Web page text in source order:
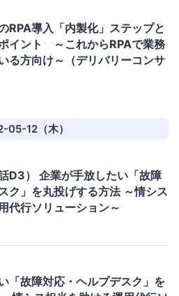
RPA導入「内製化」ステップと
イント ～これからRPAで業務
る方向け～（デリバリーコンサ
05-12（木）
D3） 企業が手放したい「故障
ク」を丸投げする方法 ～情シス
代行ソリューション～
「故障対応・ヘルプデスク」を